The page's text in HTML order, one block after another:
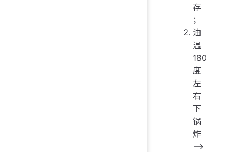
存
；
油
温
180
度
左
右
下
锅
炸
——>